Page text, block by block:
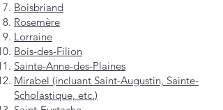
Boisbriand
Rosemère
Lorraine
Bois-des-Filion
Sainte-Anne-des-Plaines
Mirabel (incluant Saint-Augustin, Sainte-
Scholastique, etc.)